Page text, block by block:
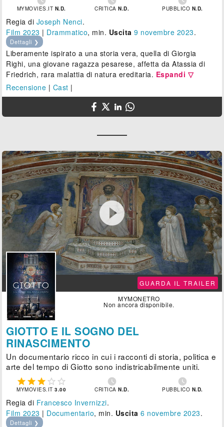
MYMOVIES.IT N.D. CRITICAN.D. PUBBLICO N.D.
Regia di Joseph Nenci.
Film 2023 | Drammatico, min. Uscita 9 novembre 2023.
Dettagli ❯
Liberamente ispirato a una storia vera, quella di Giorgia
Righi, una giovane ragazza pesarese, affetta da Atassia di
Friedrich, rara malattia di natura ereditaria. Espandi ▽
Recensione | Cast |

GUARDA IL TRAILER
MYMONETRO
Non ancora disponibile.
GIOTTO E IL SOGNO DEL
RINASCIMENTO
Un documentario ricco in cui i racconti di storia, politica e
arte del tempo di Giotto sono indistricabilmente uniti.
    
MYMOVIES.IT3.00

CRITICAN.D.

PUBBLICO N.D.
Regia di Francesco Invernizzi.
Film 2023 | Documentario, min. Uscita 6 novembre 2023.
Dettagli ❯